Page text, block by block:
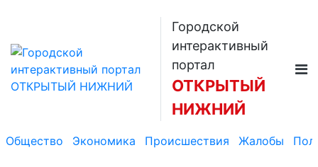
Городской
интерактивный
портал
ОТКРЫТЫЙ
НИЖНИЙ
Общество Экономика Происшествия Жалобы